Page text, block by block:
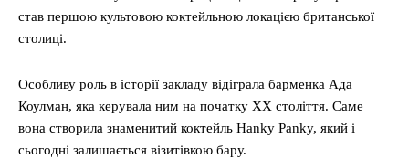
став першою культовою коктейльною локацією британської
столиці.
Особливу роль в історії закладу відіграла барменка Ада
Коулман, яка керувала ним на початку ХХ століття. Саме
вона створила знаменитий коктейль Hanky Panky, який і
сьогодні залишається візитівкою бару.